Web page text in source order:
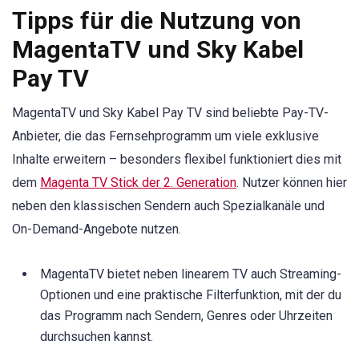
Tipps für die Nutzung von
MagentaTV und Sky Kabel
Pay TV
MagentaTV und Sky Kabel Pay TV sind beliebte Pay-TV-
Anbieter, die das Fernsehprogramm um viele exklusive
Inhalte erweitern – besonders flexibel funktioniert dies mit
dem Magenta TV Stick der 2. Generation. Nutzer können hier
neben den klassischen Sendern auch Spezialkanäle und
On-Demand-Angebote nutzen.
MagentaTV bietet neben linearem TV auch Streaming-
Optionen und eine praktische Filterfunktion, mit der du
das Programm nach Sendern, Genres oder Uhrzeiten
durchsuchen kannst.